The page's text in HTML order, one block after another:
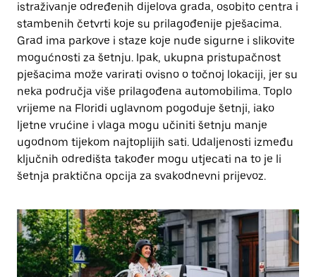
istraživanje određenih dijelova grada, osobito centra i
stambenih četvrti koje su prilagođenije pješacima.
Grad ima parkove i staze koje nude sigurne i slikovite
mogućnosti za šetnju. Ipak, ukupna pristupačnost
pješacima može varirati ovisno o točnoj lokaciji, jer su
neka područja više prilagođena automobilima. Toplo
vrijeme na Floridi uglavnom pogoduje šetnji, iako
ljetne vrućine i vlaga mogu učiniti šetnju manje
ugodnom tijekom najtoplijih sati. Udaljenosti između
ključnih odredišta također mogu utjecati na to je li
šetnja praktična opcija za svakodnevni prijevoz.